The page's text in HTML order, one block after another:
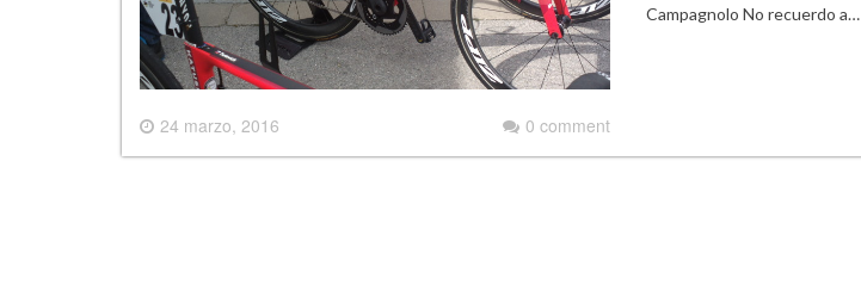
24 marzo, 2016 0 comment
Campagnolo No recuerdo a…